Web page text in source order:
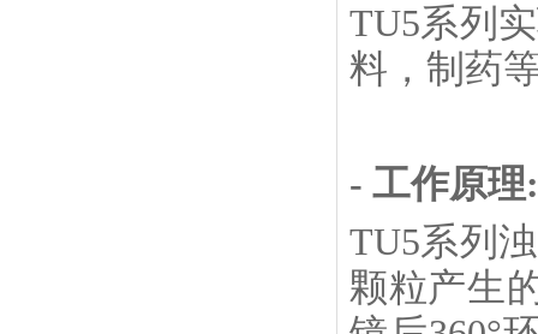
TU5系列
料，制药
- 工作原理:
TU5系列
颗粒产生